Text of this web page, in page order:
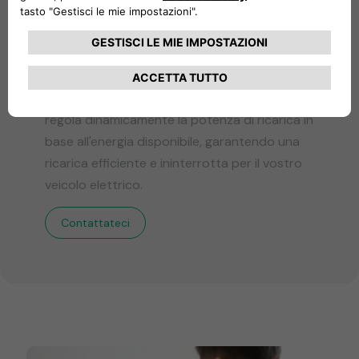
Gestione dinamica
dell'alimentazione (DPM)
regola dinamicamente la potenza di ricarica in
base all'energia disponibile, garantendo una
ricarica efficiente e ininterrotta per il vostro
veicolo elettrico.
Contattateci